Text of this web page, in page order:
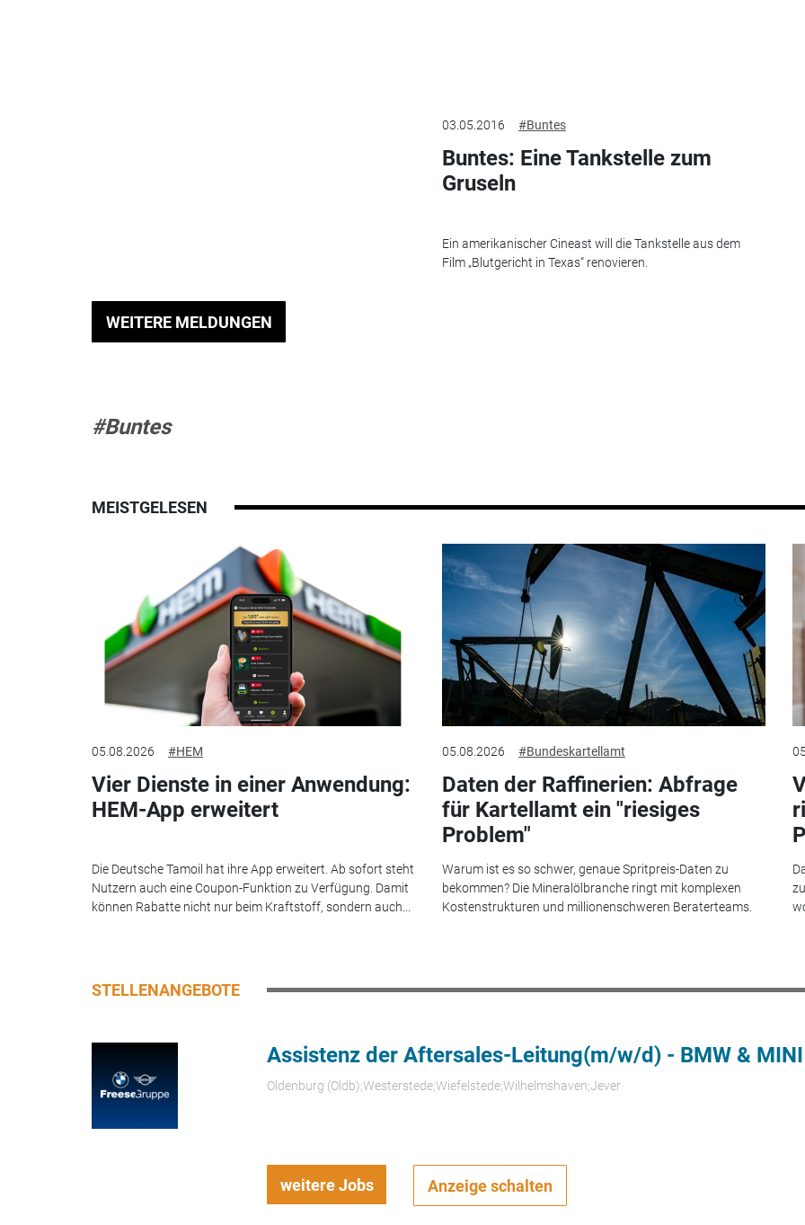
03.05.2016 #Buntes
Buntes: Eine Tankstelle zum
Gruseln
Ein amerikanischer Cineast will die Tankstelle aus dem
Film „Blutgericht in Texas“ renovieren.
WEITERE MELDUNGEN
#Buntes
MEISTGELESEN
05.08.2026 #HEM
Vier Dienste in einer Anwendung:
HEM-App erweitert
Die Deutsche Tamoil hat ihre App erweitert. Ab sofort steht
Nutzern auch eine Coupon-Funktion zu Verfügung. Damit
können Rabatte nicht nur beim Kraftstoff, sondern auch...
05.08.2026 #Bundeskartellamt
Daten der Raffinerien: Abfrage
für Kartellamt ein "riesiges
Problem"
Warum ist es so schwer, genaue Spritpreis-Daten zu
bekommen? Die Mineralölbranche ringt mit komplexen
Kostenstrukturen und millionenschweren Beraterteams.
STELLENANGEBOTE
Assistenz der Aftersales-Leitung(m/w/d) - BMW & MINI
Oldenburg (Oldb);Westerstede;Wiefelstede;Wilhelmshaven;Jever
weitere Jobs Anzeige schalten